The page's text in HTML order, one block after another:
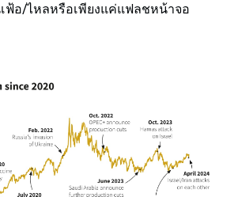
เฟ้อ/ไหลหรือเพียงแค่แฟลชหน้าจอ